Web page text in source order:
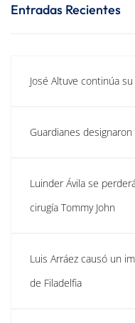
Entradas Recientes
José Altuve continúa
Guardianes
Luinder Ávila se
cirugía Tommy John
Luis Arráez causó un
de Filadelfia